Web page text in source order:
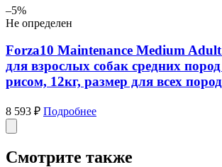
–5%
Не определен
Forza10 Maintenance Medium
для взрослых собак средних
рисом, 12кг, размер для всех пород
8 593 ₽ Подробнее
Смотрите также